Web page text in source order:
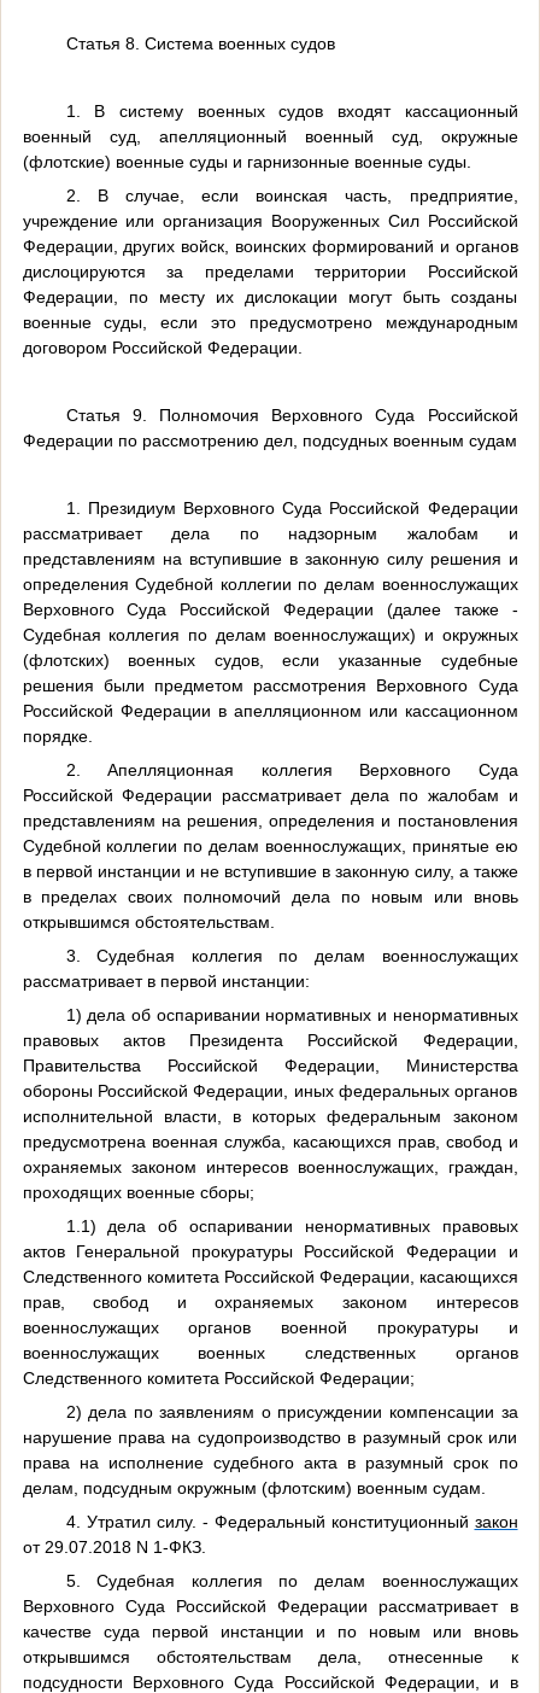
Статья 8. Система военных судов
1. В систему военных судов входят кассационный
военный суд, апелляционный военный суд, окружные
(флотские) военные суды и гарнизонные военные суды.
2. В случае, если воинская часть, предприятие,
учреждение или организация Вооруженных Сил Российской
Федерации, других войск, воинских формирований и органов
дислоцируются за пределами территории Российской
Федерации, по месту их дислокации могут быть созданы
военные суды, если это предусмотрено международным
договором Российской Федерации.
Статья 9. Полномочия Верховного Суда Российской
Федерации по рассмотрению дел, подсудных военным судам
1. Президиум Верховного Суда Российской Федерации
рассматривает дела по надзорным жалобам и
представлениям на вступившие в законную силу решения и
определения Судебной коллегии по делам военнослужащих
Верховного Суда Российской Федерации (далее также -
Судебная коллегия по делам военнослужащих) и окружных
(флотских) военных судов, если указанные судебные
решения были предметом рассмотрения Верховного Суда
Российской Федерации в апелляционном или кассационном
порядке.
2. Апелляционная коллегия Верховного Суда
Российской Федерации рассматривает дела по жалобам и
представлениям на решения, определения и постановления
Судебной коллегии по делам военнослужащих, принятые ею
в первой инстанции и не вступившие в законную силу, а также
в пределах своих полномочий дела по новым или вновь
открывшимся обстоятельствам.
3. Судебная коллегия по делам военнослужащих
рассматривает в первой инстанции:
1) дела об оспаривании нормативных и ненормативных
правовых актов Президента Российской Федерации,
Правительства Российской Федерации, Министерства
обороны Российской Федерации, иных федеральных органов
исполнительной власти, в которых федеральным законом
предусмотрена военная служба, касающихся прав, свобод и
охраняемых законом интересов военнослужащих, граждан,
проходящих военные сборы;
1.1) дела об оспаривании ненормативных правовых
актов Генеральной прокуратуры Российской Федерации и
Следственного комитета Российской Федерации, касающихся
прав, свобод и охраняемых законом интересов
военнослужащих органов военной прокуратуры и
военнослужащих военных следственных органов
Следственного комитета Российской Федерации;
2) дела по заявлениям о присуждении компенсации за
нарушение права на судопроизводство в разумный срок или
права на исполнение судебного акта в разумный срок по
делам, подсудным окружным (флотским) военным судам.
4. Утратил силу. - Федеральный конституционный закон
от 29.07.2018 N 1-ФКЗ.
5. Судебная коллегия по делам военнослужащих
Верховного Суда Российской Федерации рассматривает в
качестве суда первой инстанции и по новым или вновь
открывшимся обстоятельствам дела, отнесенные к
подсудности Верховного Суда Российской Федерации, и в